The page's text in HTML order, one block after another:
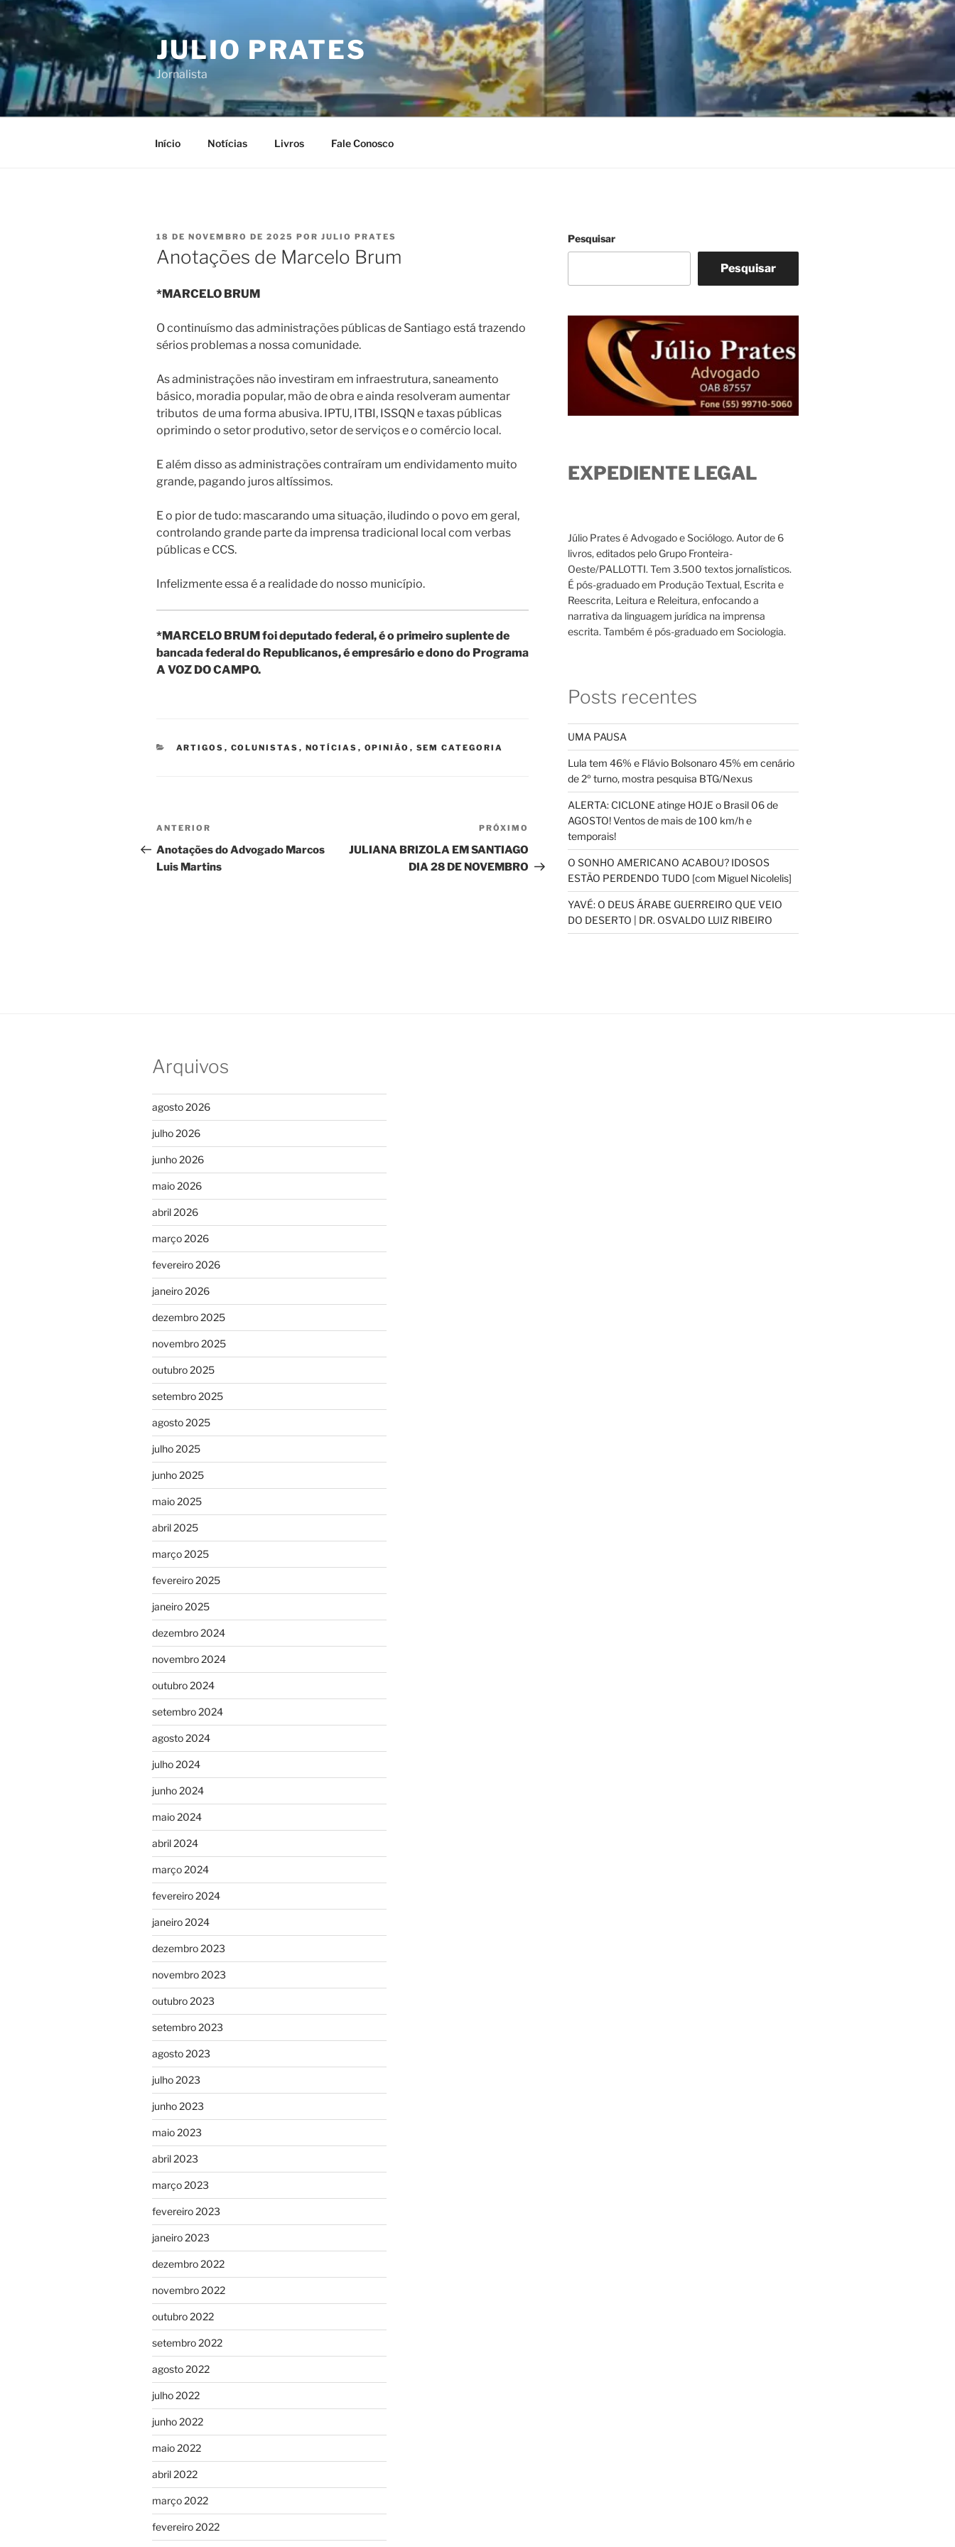
Pular
para
o
conteúdo
JULIO PRATES
Jornalista
Início Notícias Livros Fale Conosco
PUBLICADO
EM
18 DE NOVEMBRO DE 2025 POR JULIO PRATES
Anotações de Marcelo Brum
*MARCELO BRUM
O continuísmo das administrações públicas de Santiago está trazendo
sérios problemas a nossa comunidade.
As administrações não investiram em infraestrutura, saneamento
básico, moradia popular, mão de obra e ainda resolveram aumentar
tributos de uma forma abusiva. IPTU, ITBI, ISSQN e taxas públicas
oprimindo o setor produtivo, setor de serviços e o comércio local.
E além disso as administrações contraíram um endividamento muito
grande, pagando juros altíssimos.
E o pior de tudo: mascarando uma situação, iludindo o povo em geral,
controlando grande parte da imprensa tradicional local com verbas
públicas e CCS.
Infelizmente essa é a realidade do nosso município.
*MARCELO BRUM foi deputado federal, é o primeiro suplente de
bancada federal do Republicanos, é empresário e dono do Programa
A VOZ DO CAMPO.
CATEGORIAS
ARTIGOS , COLUNISTAS , NOTÍCIAS , OPINIÃO , SEM CATEGORIA
Navegação
de
Post
Post
anterior
ANTERIOR
Anotações do Advogado Marcos
Luis Martins
Próximo
PRÓXIMO
JULIANA BRIZOLA EM SANTIAGO
DIA 28 DE NOVEMBRO
Pesquisar
Pesquisar
EXPEDIENTE LEGAL
Júlio Prates é Advogado e Sociólogo. Autor de 6
livros, editados pelo Grupo Fronteira-
Oeste/PALLOTTI. Tem 3.500 textos jornalísticos.
É pós-graduado em Produção Textual, Escrita e
Reescrita, Leitura e Releitura, enfocando a
narrativa da linguagem jurídica na imprensa
escrita. Também é pós-graduado em Sociologia.
Posts recentes
UMA PAUSA
Lula tem 46% e Flávio Bolsonaro 45% em cenário
de 2º turno, mostra pesquisa BTG/Nexus
ALERTA: CICLONE atinge HOJE o Brasil 06 de
AGOSTO! Ventos de mais de 100 km/h e
temporais!
O SONHO AMERICANO ACABOU? IDOSOS
ESTÃO PERDENDO TUDO [com Miguel Nicolelis]
YAVÉ: O DEUS ÁRABE GUERREIRO QUE VEIO
DO DESERTO | DR. OSVALDO LUIZ RIBEIRO
Arquivos
agosto 2026
julho 2026
junho 2026
maio 2026
abril 2026
março 2026
fevereiro 2026
janeiro 2026
dezembro 2025
novembro 2025
outubro 2025
setembro 2025
agosto 2025
julho 2025
junho 2025
maio 2025
abril 2025
março 2025
fevereiro 2025
janeiro 2025
dezembro 2024
novembro 2024
outubro 2024
setembro 2024
agosto 2024
julho 2024
junho 2024
maio 2024
abril 2024
março 2024
fevereiro 2024
janeiro 2024
dezembro 2023
novembro 2023
outubro 2023
setembro 2023
agosto 2023
julho 2023
junho 2023
maio 2023
abril 2023
março 2023
fevereiro 2023
janeiro 2023
dezembro 2022
novembro 2022
outubro 2022
setembro 2022
agosto 2022
julho 2022
junho 2022
maio 2022
abril 2022
março 2022
fevereiro 2022